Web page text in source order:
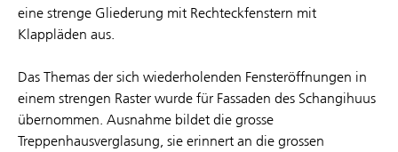
eine strenge Gliederung mit Rechteckfenstern mit
Klappläden aus.
Das Themas der sich wiederholenden Fensteröffnungen in
einem strengen Raster wurde für Fassaden des Schangihuus
übernommen. Ausnahme bildet die grosse
Treppenhausverglasung, sie erinnert an die grossen